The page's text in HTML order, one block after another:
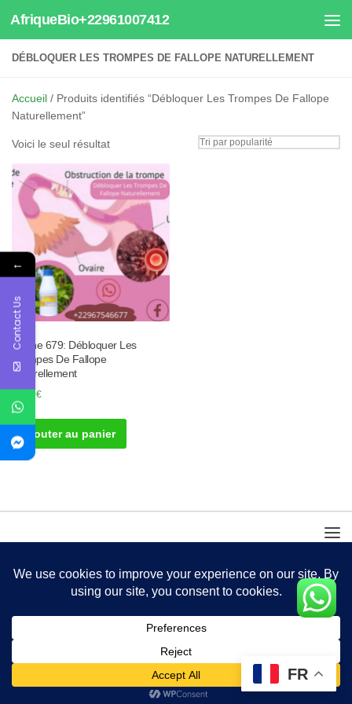
Au dessous du contenu
AfriqueBio+22961007412
DÉBLOQUER LES TROMPES DE FALLOPE NATURELLEMENT
Accueil / Produits identifiés “Débloquer Les Trompes De Fallope
Naturellement”
Voici le seul résultat
Tisane 679: Débloquer Les
Trompes De Fallope
Naturellement
30.00€
Ajouter au panier
FR
←
Contact Us